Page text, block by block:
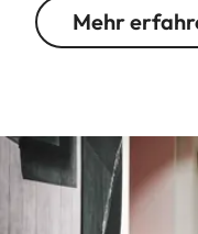
Mehr